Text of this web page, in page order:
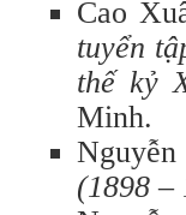
Cao
tuyển
thế kỷ
Minh.
(1898 –